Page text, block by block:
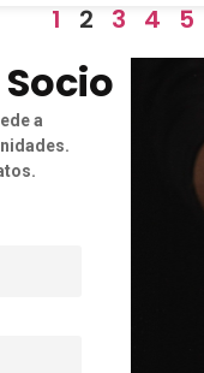
1
2 3 4 5
a